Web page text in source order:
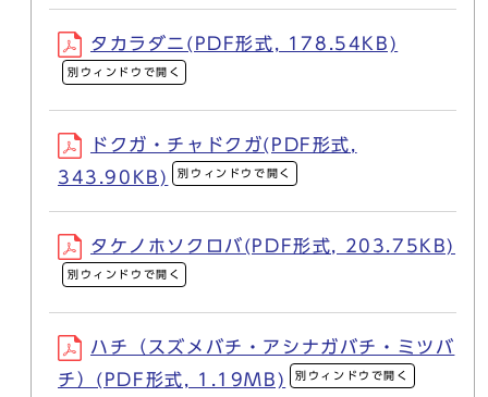
タカラダニ(PDF形式, 178.54KB)
別ウィンドウで開く
ドクガ・チャドクガ(PDF形式,
343.90KB)
別ウィンドウで開く
タケノホソクロバ(PDF形式, 203.75KB)
別ウィンドウで開く
ハチ（スズメバチ・アシナガバチ・ミツバ
チ）(PDF形式, 1.19MB)
別ウィンドウで開く